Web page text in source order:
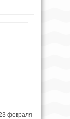
февраля